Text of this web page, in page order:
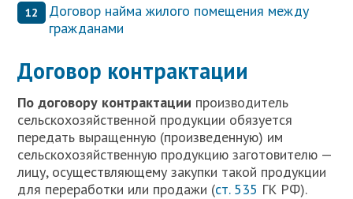
Договор найма жилого помещения между
гражданами
Договор контрактации
По договору контрактации производитель
сельскохозяйственной продукции обязуется
передать выращенную (произведенную) им
сельскохозяйственную продукцию заготовителю —
лицу, осуществляющему закупки такой продукции
для переработки или продажи (ст. 535 ГК РФ).